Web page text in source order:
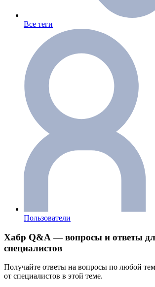
Все теги
Пользователи
Хабр Q&A — вопросы и ответы
специалистов
Получайте ответы на вопросы по любой
от специалистов в этой теме.